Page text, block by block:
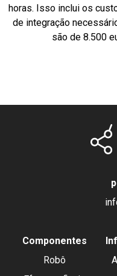
horas. Isso inclui os
de integração
são de 8.500
Componentes
Robô